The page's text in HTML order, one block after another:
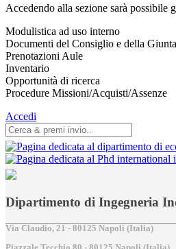
Accedendo alla sezione sarà possibile
Modulistica ad uso interno
Documenti del Consiglio e della Giunta
Prenotazioni Aule
Inventario
Opportunità di ricerca
Procedure Missioni/Acquisti/Assenze
Accedi
Dipartimento di Ingegneria
Via Claudio, 21 - 80125 Napoli (Italia)